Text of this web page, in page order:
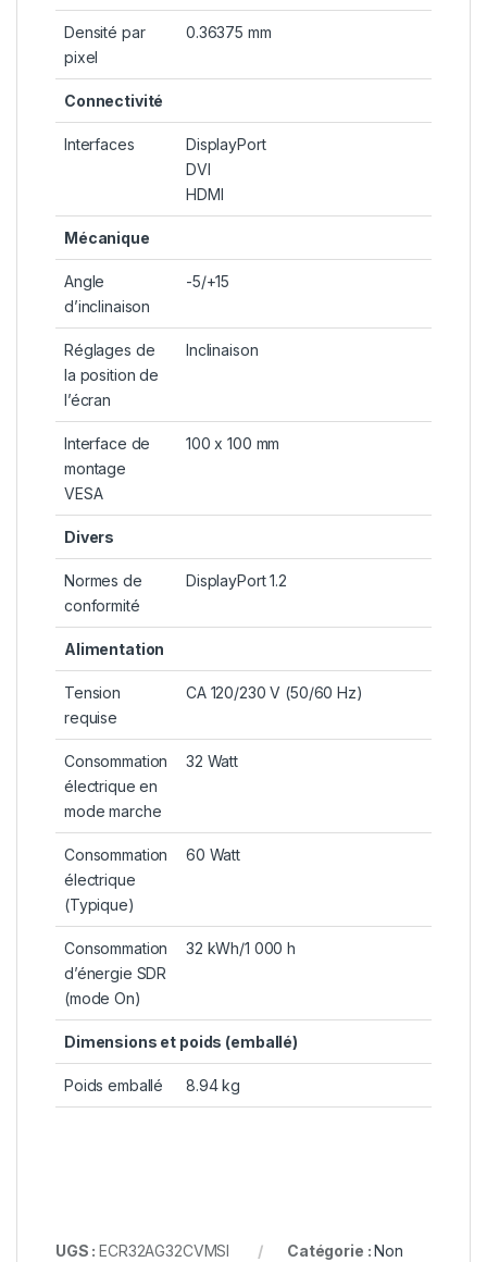
Densité par
pixel
0.36375 mm
Connectivité
Interfaces
DisplayPort
DVI
HDMI
Mécanique
Angle
d’inclinaison
-5/+15
Réglages de
la position de
l’écran
Inclinaison
Interface de
montage
VESA
100 x 100 mm
Divers
Normes de
conformité
DisplayPort 1.2
Alimentation
Tension
requise
CA 120/230 V (50/60 Hz)
Consommation
électrique en
mode marche
32 Watt
Consommation
électrique
(Typique)
60 Watt
Consommation
d’énergie SDR
(mode On)
32 kWh/1 000 h
Dimensions et poids (emballé)
Poids emballé 8.94 kg
UGS :ECR32AG32CVMSI Catégorie :Non